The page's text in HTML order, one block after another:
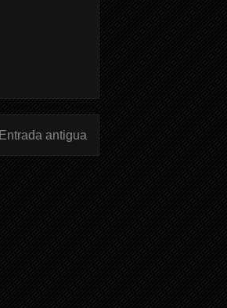
Entrada antigua